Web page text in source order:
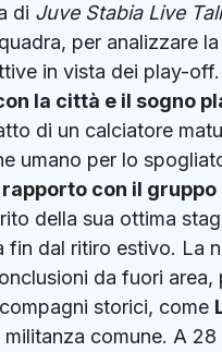
di Juve Stabia Live
per analizzare
in vista dei play-off.
la città e il sogno
di un calciatore
umano per lo
con il gruppo
della sua ottima
fin dal ritiro estivo. La
da fuori
storici, come
comune. A 28